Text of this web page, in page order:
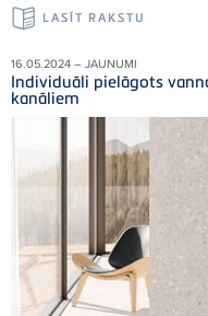
LASĪT RAKSTU
16.05.2024 – JAUNUMI
Individuāli pielāgots
kanāliem